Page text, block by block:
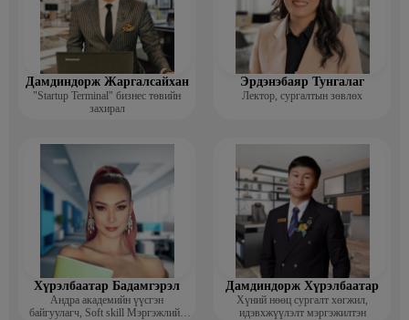
Дамдиндорж Жаргалсайхан
"Startup Terminal" бизнес төвийн
захирал
Эрдэнэбаяр Тунгалаг
Лектор, сургалтын зөвлөх
Хүрэлбаатар Бадамгэрэл
Андра академийн үүсгэн
байгуулагч, Soft skill Мэргэжлийн
Дамдиндорж Хүрэлбаатар
Хүний нөөц сургалт хөгжил,
идэвхжүүлэлт мэргэжилтэн